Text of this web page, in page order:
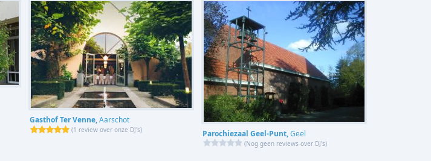
Gasthof Ter Venne,Aarschot
(1 review over onze DJ's) Parochiezaal Geel-Punt,Geel
(Nog geen reviews over DJ's)